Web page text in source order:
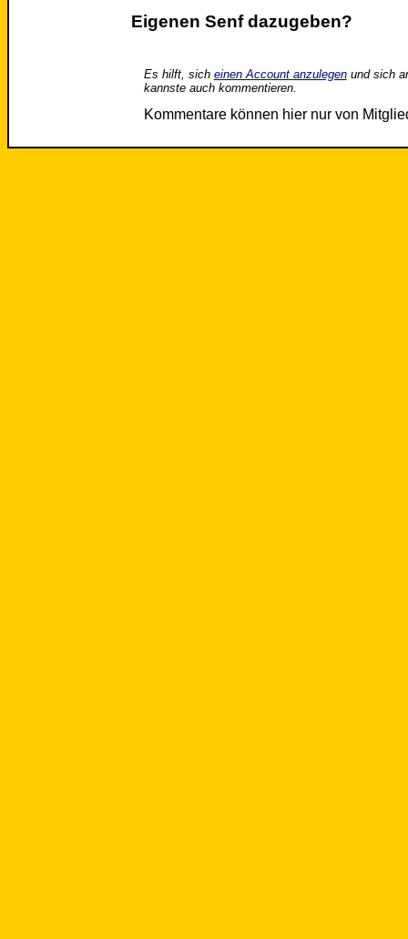
Eigenen Senf dazugeben?
Es hilft, sich einen Account anzulegenund sich
kannste auch kommentieren.
Kommentare können hier nur von